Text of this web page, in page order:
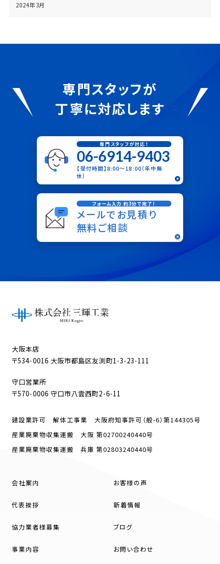
2024年3月
専門スタッフが
丁寧に対応します
専門スタッフが対応！
06-6914-9403
【受付時間】8:00〜18:00（年中無
休）
フォーム入力 約3分で完了！
メールでお見積り
無料ご相談
大阪本店
〒534-0016 大阪市都島区友渕町1-3-23-111
守口営業所
〒570-0006 守口市八雲西町2-6-11
建設業許可 解体工事業 大阪府知事許可（般-6）第144305号
産業廃棄物収集運搬 大阪 第02700240440号
産業廃棄物収集運搬 兵庫 第02803240440号
会社案内
代表挨拶
協力業者様募集
事業内容
お客様の声
新着情報
ブログ
お問い合わせ